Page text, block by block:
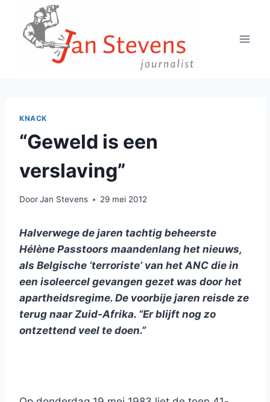
Doorgaan
inhoud
KNACK
“Geweld is een
verslaving”
DoorJan Stevens 29 mei 2012
Halverwege de jaren tachtig beheerste
Hélène Passtoors maandenlang het nieuws,
als Belgische ‘terroriste’ van het ANC die in
een isoleercel gevangen gezet was door het
apartheidsregime. De voorbije jaren reisde ze
terug naar Zuid-Afrika. “Er blijft nog zo
ontzettend veel te doen.”